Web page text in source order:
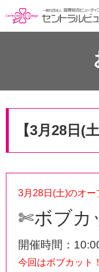
【3月28日(
3月28日(土)のオー
✄ボブカ
開催時間：
今回はボブカット！